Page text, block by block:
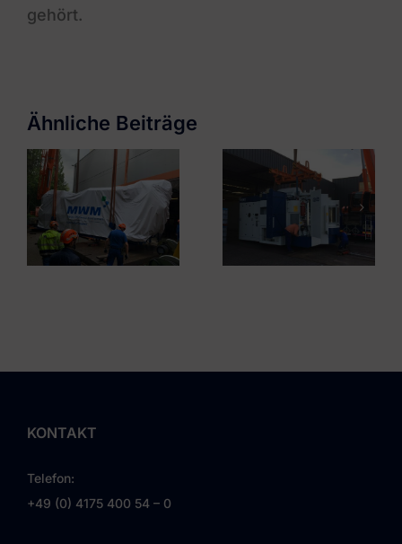
gehört.
Ähnliche Beiträge
KONTAKT
Telefon:
+49 (0) 4175 400 54 – 0